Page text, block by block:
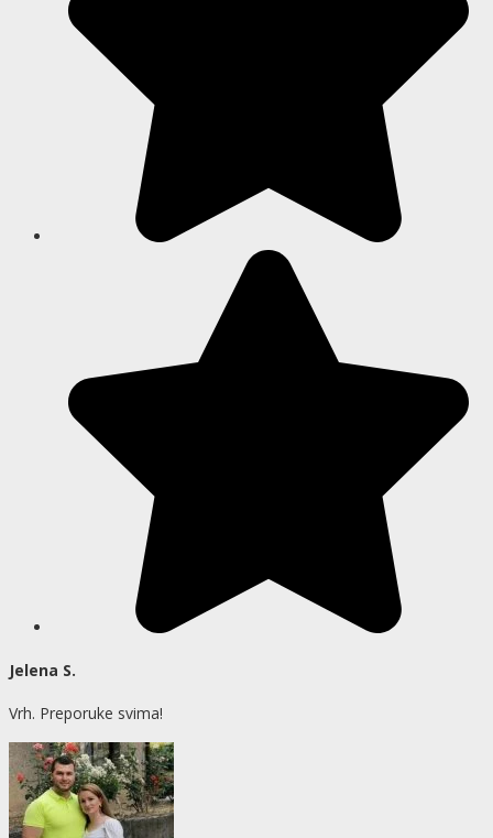
Jelena S.
Vrh. Preporuke svima!